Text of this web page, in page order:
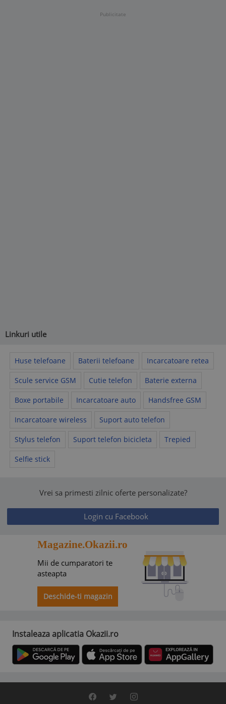
Publicitate
Linkuri utile
Huse telefoane Baterii telefoane Incarcatoare retea
Scule service GSM Cutie telefon Baterie externa
Boxe portabile Incarcatoare auto Handsfree GSM
Incarcatoare wireless Suport auto telefon
Stylus telefon Suport telefon bicicleta Trepied
Selfie stick
Vrei sa primesti zilnic oferte personalizate?
Login cu Facebook
Magazine.Okazii.ro
Mii de cumparatori te
asteapta
Deschide-ti magazin
Instaleaza aplicatia Okazii.ro